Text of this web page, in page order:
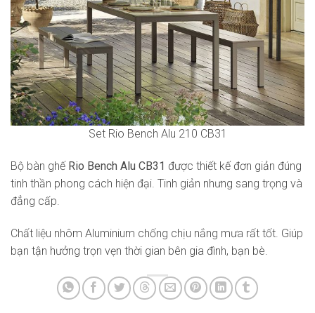
Set Rio Bench Alu 210 CB31
Bộ bàn ghế Rio Bench Alu CB31 được thiết kế đơn giản đúng
tinh thần phong cách hiện đại. Tinh giản nhưng sang trọng và
đẳng cấp.
Chất liệu nhôm Aluminium chống chịu nắng mưa rất tốt. Giúp
bạn tận hưởng trọn vẹn thời gian bên gia đình, bạn bè.